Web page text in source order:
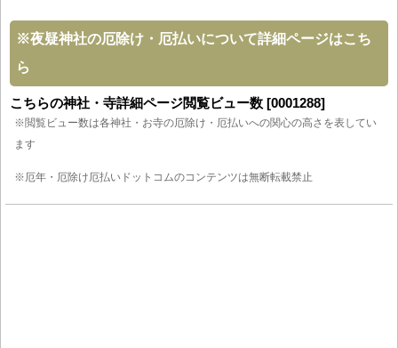
※夜疑神社の厄除け・厄払いについて詳細ページはこち
ら
こちらの神社・寺詳細ページ閲覧ビュー数 [0001288]
※閲覧ビュー数は各神社・お寺の厄除け・厄払いへの関心の高さを表してい
ます
※厄年・厄除け厄払いドットコムのコンテンツは無断転載禁止